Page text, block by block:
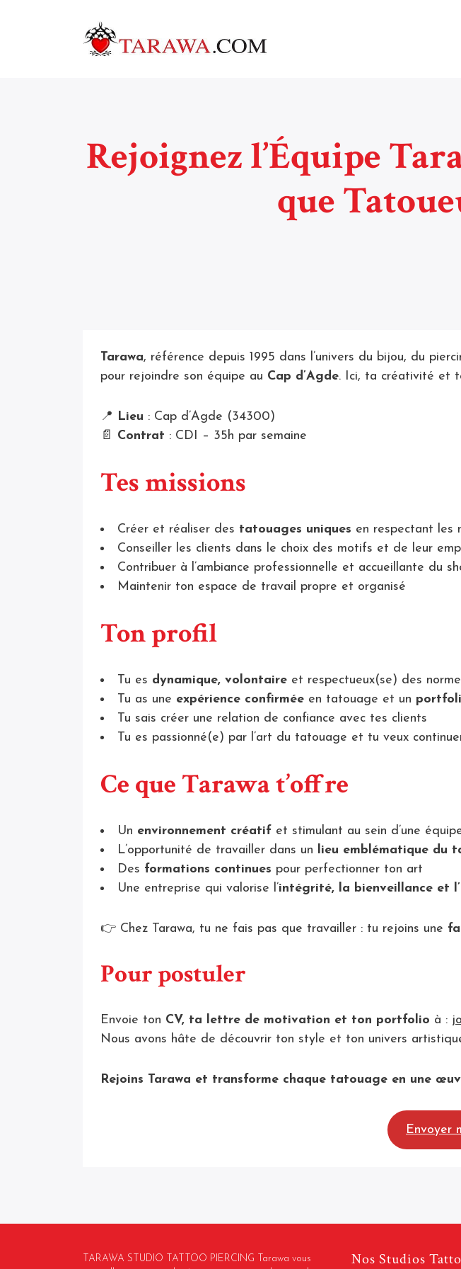
Rejoignez l’Équipe
que
Tarawa, référence depuis 1995 dans l’univers du bijou, du
pour rejoindre son équipe au Cap d’Agde. Ici, ta créativité et
📍 Lieu : Cap d’Agde (34300)
📄 Contrat : CDI – 35h par semaine
Tes missions
Créer et réaliser des tatouages uniques en respectant les
Conseiller les clients dans le choix des motifs et de leur
Contribuer à l’ambiance professionnelle et accueillante du
Maintenir ton espace de travail propre et organisé
Ton profil
Tu es dynamique, volontaire et respectueux(se) des
Tu as une expérience confirmée en tatouage et un
Tu sais créer une relation de confiance avec tes clients
Tu es passionné(e) par l’art du tatouage et tu veux
Ce que Tarawa t’offre
Un environnement créatif et stimulant au sein d’une
L’opportunité de travailler dans un lieu emblématique du
Des formations continues pour perfectionner ton art
Une entreprise qui valorise l’intégrité, la bienveillance et
👉 Chez Tarawa, tu ne fais pas que travailler : tu rejoins une
Pour postuler
Envoie ton CV, ta lettre de motivation et ton portfolio à :
Nous avons hâte de découvrir ton style et ton univers
Rejoins Tarawa et transforme chaque tatouage en une
Envoyer
TARAWA STUDIO TATTOO PIERCING Tarawa vous
Nos Studios